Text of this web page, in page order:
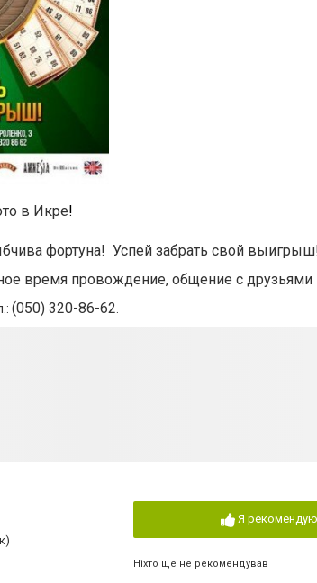
в Икре!
фортуна! Успей забрать свой
время провождение, общение с
(050) 320-86-62
Я рекомендую
Ніхто ще не рекомендував